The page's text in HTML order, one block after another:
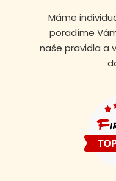
Máme
poradíme
naše pravidla a